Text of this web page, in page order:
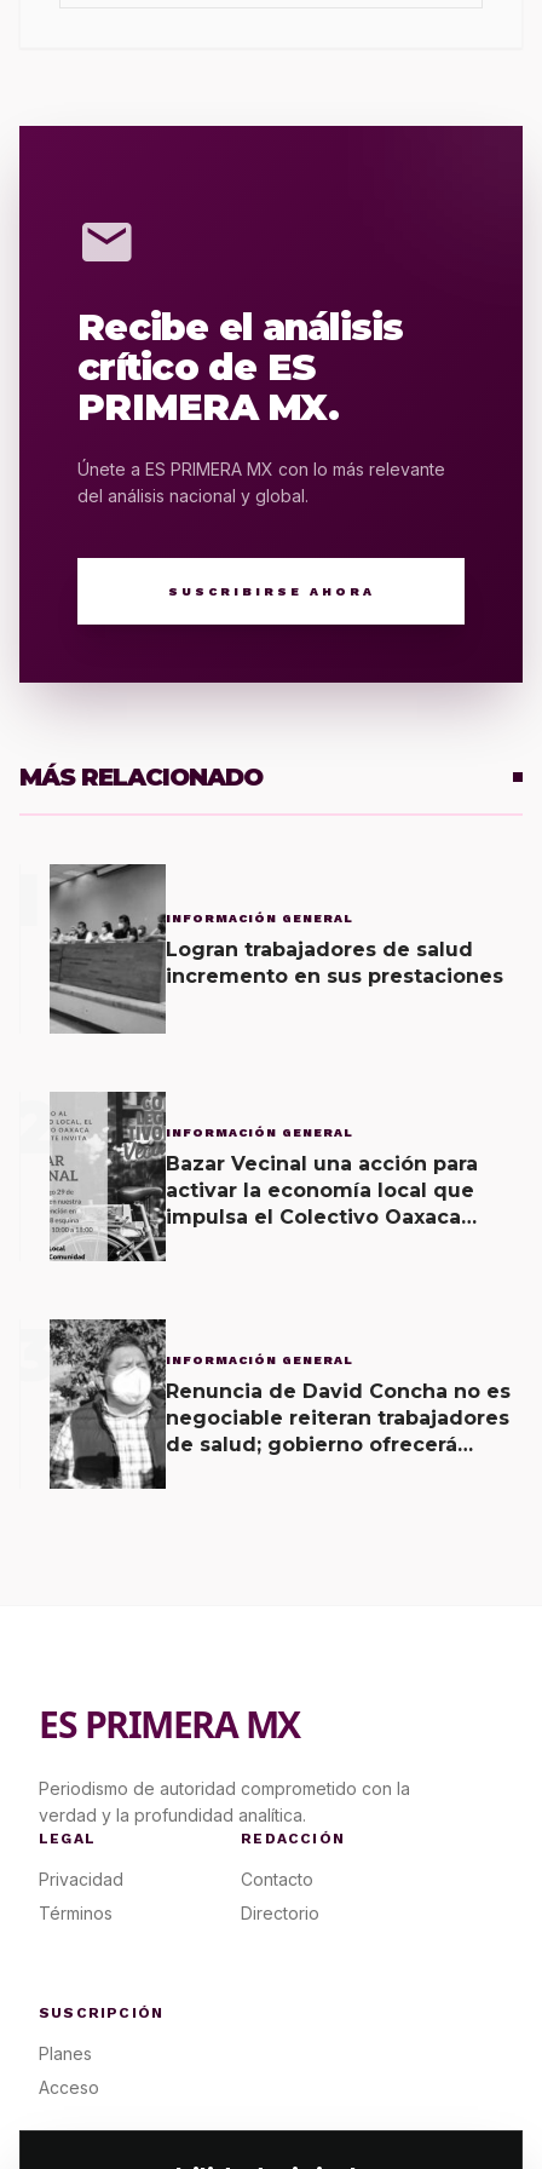
mail
Recibe el análisis
crítico de ES
PRIMERA MX.
Únete a ES PRIMERA MX con lo más relevante
del análisis nacional y global.
SUSCRIBIRSE AHORA
MÁS RELACIONADO
INFORMACIÓN GENERAL
Logran trabajadores de salud
incremento en sus prestaciones
2 INFORMACIÓN GENERAL
Bazar Vecinal una acción para
activar la economía local que
impulsa el Colectivo Oaxaca
3 INFORMACIÓN GENERAL
Renuncia de David Concha no es
negociable reiteran trabajadores
de salud; gobierno ofrecerá
ES PRIMERA MX
Periodismo de autoridad comprometido con la
verdad y la profundidad analítica.
LEGAL
Privacidad
Términos
REDACCIÓN
Contacto
Directorio
SUSCRIPCIÓN
Planes
Acceso